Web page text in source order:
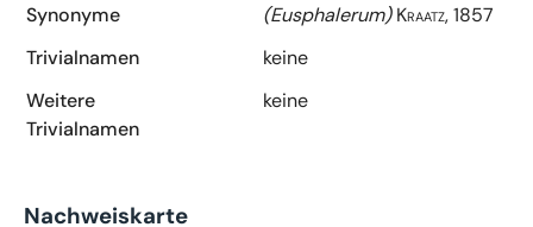
Synonyme
(Eusphalerum) Kraatz, 1857
Trivialnamen
keine
Weitere
Trivialnamen
keine
Nachweiskarte